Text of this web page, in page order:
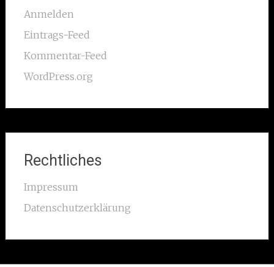
Anmelden
Eintrags-Feed
Kommentar-Feed
WordPress.org
Rechtliches
Impressum
Datenschutzerklärung